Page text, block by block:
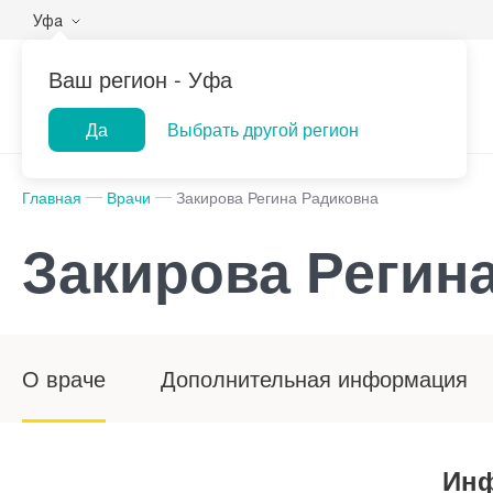
Уфа
Ваш регион - Уфа
Да Выбрать другой регион
Лабораторная
диагностика
ПроМедицина
онлайн
Центр
на дому
УЗИ
Прием врача-уролога
Главная Врачи Закирова Регина Радиковна
Закирова
О враче Дополнительная информация